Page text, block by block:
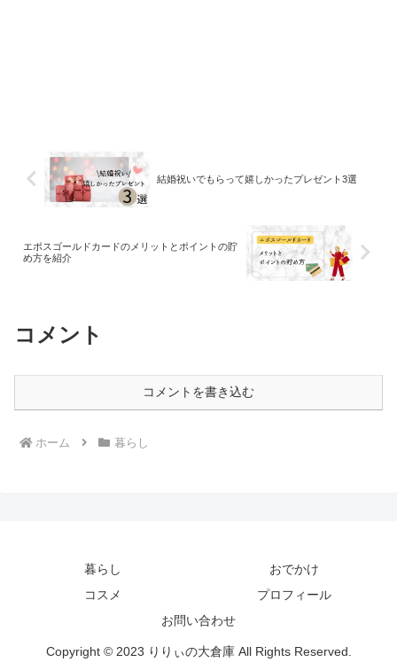
結婚祝いでもらって嬉しかったプレゼント3選
エポスゴールドカードのメリットとポイントの貯
め方を紹介
コメント
コメントを書き込む
ホーム 暮らし
暮らし
おでかけ
コスメ
プロフィール
お問い合わせ
Copyright © 2023 りりぃの大倉庫 All Rights Reserved.